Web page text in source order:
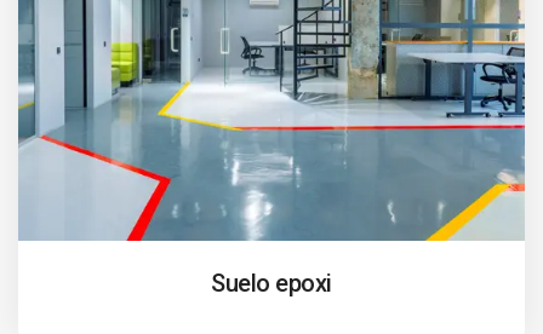
Suelo epoxi